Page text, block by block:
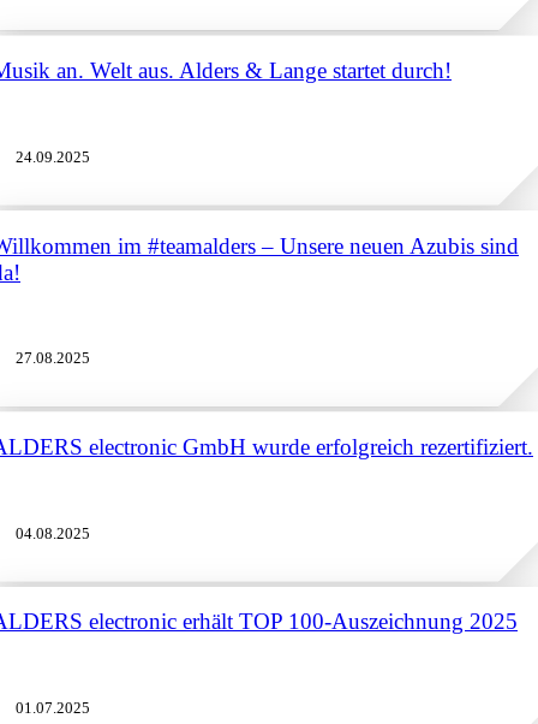
an. Welt aus. Alders & Lange startet durch!
24.09.2025
im #teamalders – Unsere neuen Azubis sind
27.08.2025
electronic GmbH wurde erfolgreich rezertifiziert.
04.08.2025
electronic erhält TOP 100-Auszeichnung 2025
01.07.2025